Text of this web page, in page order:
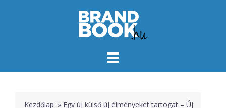
Kezdőlap » Egy új külső új élményeket tartogat – Új